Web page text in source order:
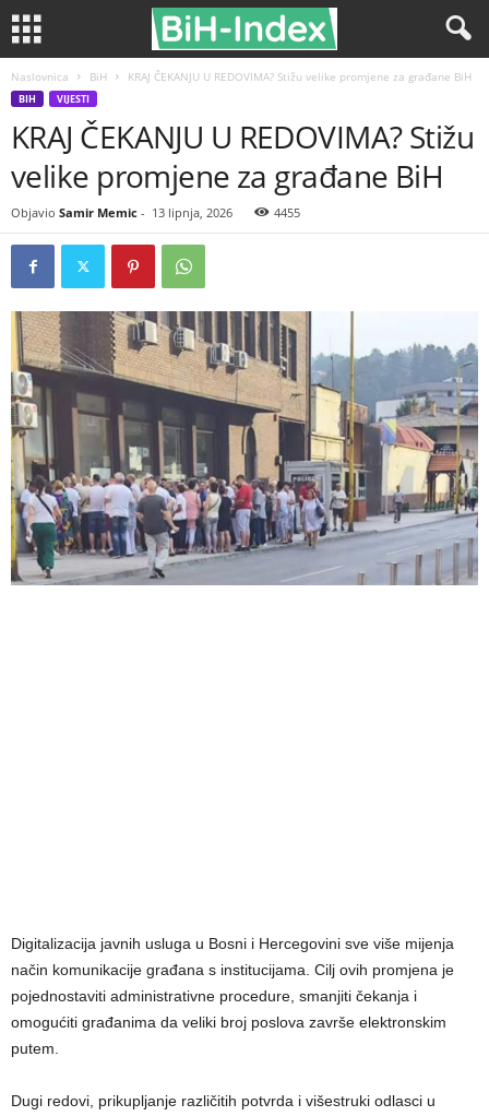
Naslovnica BiH KRAJ ČEKANJU U REDOVIMA? Stižu velike promjene za građane BiH
BIH VIJESTI
KRAJ ČEKANJU U REDOVIMA? Stižu
velike promjene za građane BiH
Objavio Samir Memic - 13 lipnja, 2026 4455
Digitalizacija javnih usluga u Bosni i Hercegovini sve više mijenja
način komunikacije građana s institucijama. Cilj ovih promjena je
pojednostaviti administrativne procedure, smanjiti čekanja i
omogućiti građanima da veliki broj poslova završe elektronskim
putem.
Dugi redovi, prikupljanje različitih potvrda i višestruki odlasci u